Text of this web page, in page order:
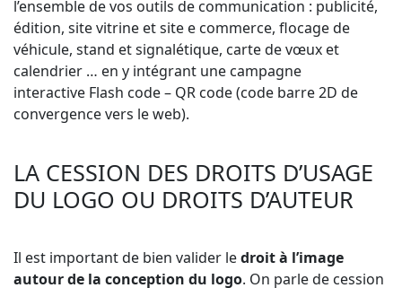
l’ensemble de vos outils de communication : publicité,
édition, site vitrine et site e commerce, flocage de
véhicule, stand et signalétique, carte de vœux et
calendrier … en y intégrant une campagne
interactive Flash code – QR code (code barre 2D de
convergence vers le web).
LA CESSION DES DROITS D’USAGE
DU LOGO OU DROITS D’AUTEUR
Il est important de bien valider ledroit à l’image
autour de la conception du logo. On parle de cession